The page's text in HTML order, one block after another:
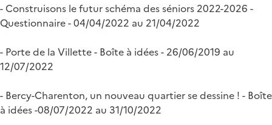
- Construisons le futur schéma des séniors 2022-2026 -
Questionnaire - 04/04/2022 au 21/04/2022
- Porte de la Villette - Boîte à idées - 26/06/2019 au
12/07/2022
- Bercy-Charenton, un nouveau quartier se dessine ! - Boîte
à idées -08/07/2022 au 31/10/2022